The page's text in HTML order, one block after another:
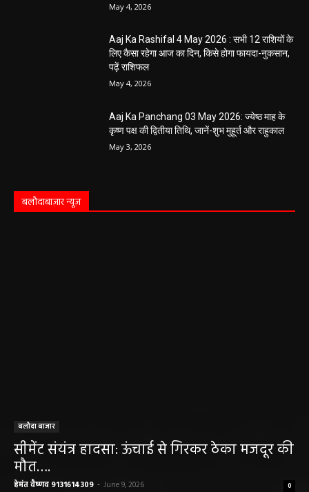
May 4, 2026
Aaj Ka Rashifal 4 May 2026 : सभी 12 राशियों के
लिए कैसा रहेगा आज का दिन, किसे होगा फायदा-नुकसान,
पढ़ें राशिफल
May 4, 2026
Aaj Ka Panchang 03 May 2026: ज्येष्ठ माह के
कृष्ण पक्ष की द्वितीया तिथि, जानें-शुभ मुहूर्त और राहुकाल
May 3, 2026
बलौदाबाज़ार न्यूज़
बलौदा बाजार
सीमेंट संयंत्र हादसा: ऊंचाई से गिरकर ठेका मजदूर की
मौत….
हेमंत वैष्णव 9131614309 - June 9, 2026 0